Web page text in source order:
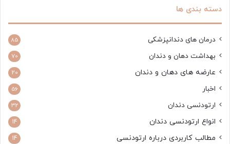
دسته بندی ها
درمان های دندانپزشکی 85
بهداشت دهان و دندان 70
عارضه های دهان و دندان 20
اخبار 56
ارتودنسی دندان 32
انواع ارتودنسی دندان 14
مطالب کاربردی درباره ارتودنسی 14